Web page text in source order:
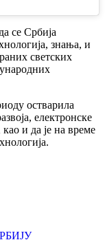
се Србија
знања, и
светских
остварила
електронске
и да је на време